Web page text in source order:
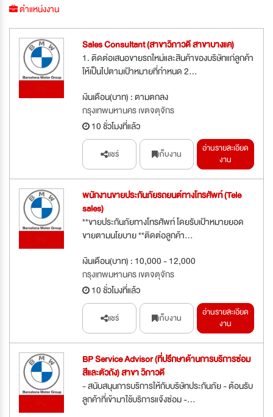
ตำแหน่งงาน
Sales Consultant (สาขาวิภาวดี สาขาบางแค)
1. ติดต่อเสนอขายรถใหม่และสินค้าของบริษัทแก่ลูกค้า
ให้เป็นไปตามเป้าหมายที่กำหนด 2...
เงินเดือน(บาท) : ตามตกลง
กรุงเทพมหานคร เขตจตุจักร
10 ชั่วโมงที่แล้ว
แชร์ เก็บงาน
อ่านรายละเอียด
งาน
พนักงานขายประกันภัยรถยนต์ทางโทรศัพท์ (Tele
sales)
**ขายประกันภัยทางโทรศัพท์ โดยรับเป้าหมายยอด
ขายตามนโยบาย **ติดต่อลูกค้า...
เงินเดือน(บาท) : 10,000 - 12,000
กรุงเทพมหานคร เขตจตุจักร
10 ชั่วโมงที่แล้ว
แชร์ เก็บงาน
อ่านรายละเอียด
งาน
BP Service Advisor (ที่ปรึกษาด้านการบริการซ่อม
สีและตัวถัง) สาขา วิภาวดี
- สนับสนุนการบริการให้กับบริษัทประกันภัย - ต้อนรับ
ลูกค้าที่เข้ามาใช้บริการแจ้งซ่อม -...